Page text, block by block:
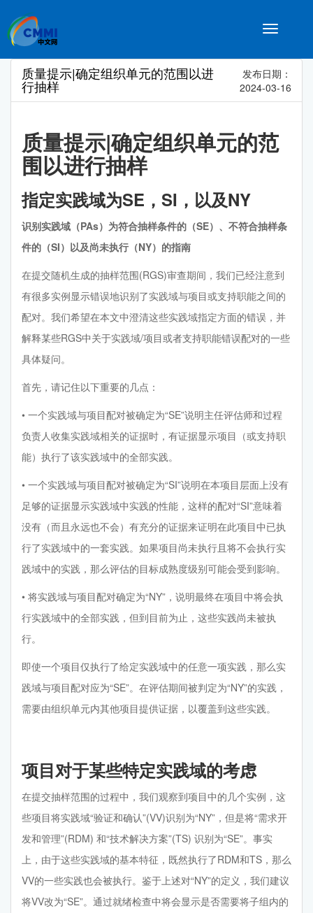
Toggle
质量提示|确定组织单元的范围以进
行抽样
发布日期：
2024-03-16
质量提示|确定组织单元的范
围以进行抽样
指定实践域为SE，SI，以及NY
识别实践域（PAs）为符合抽样条件的（SE）、不符合抽样条
件的（SI）以及尚未执行（NY）的指南
在提交随机生成的抽样范围(RGS)审查期间，我们已经注意到
有很多实例显示错误地识别了实践域与项目或支持职能之间的
配对。我们希望在本文中澄清这些实践域指定方面的错误，并
解释某些RGS中关于实践域/项目或者支持职能错误配对的一些
具体疑问。
首先，请记住以下重要的几点：
• 一个实践域与项目配对被确定为“SE”说明主任评估师和过程
负责人收集实践域相关的证据时，有证据显示项目（或支持职
能）执行了该实践域中的全部实践。
• 一个实践域与项目配对被确定为“SI”说明在本项目层面上没有
足够的证据显示实践域中实践的性能，这样的配对“SI”意味着
没有（而且永远也不会）有充分的证据来证明在此项目中已执
行了实践域中的一套实践。如果项目尚未执行且将不会执行实
践域中的实践，那么评估的目标成熟度级别可能会受到影响。
• 将实践域与项目配对确定为“NY”，说明最终在项目中将会执
行实践域中的全部实践，但到目前为止，这些实践尚未被执
行。
即使一个项目仅执行了给定实践域中的任意一项实践，那么实
践域与项目配对应为“SE”。在评估期间被判定为“NY”的实践，
需要由组织单元内其他项目提供证据，以覆盖到这些实践。
项目对于某些特定实践域的考虑
在提交抽样范围的过程中，我们观察到项目中的几个实例，这
些项目将实践域“验证和确认”(VV)识别为“NY”，但是将“需求开
发和管理”(RDM) 和“技术解决方案”(TS) 识别为“SE”。事实
上，由于这些实践域的基本特征，既然执行了RDM和TS，那么
VV的一些实践也会被执行。鉴于上述对“NY”的定义，我们建议
将VV改为“SE”。通过就绪检查中将会显示是否需要将子组内的